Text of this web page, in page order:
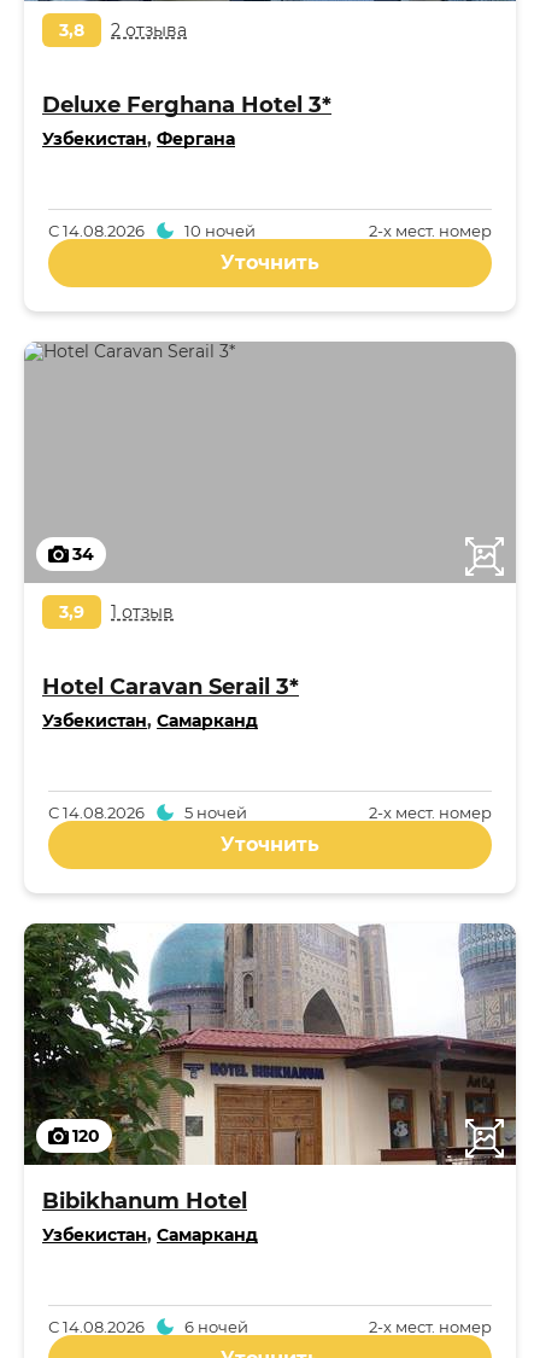
3,8 2 отзыва
Deluxe Ferghana Hotel 3*
Узбекистан, Фергана
2-x мест. номер
С14.08.2026 10 ночей
Уточнить
34
3,9 1 отзыв
Hotel Caravan Serail 3*
Узбекистан, Самарканд
2-x мест. номер
С14.08.2026 5 ночей
Уточнить
120
Bibikhanum Hotel
Узбекистан, Самарканд
2-x мест. номер
С14.08.2026 6 ночей